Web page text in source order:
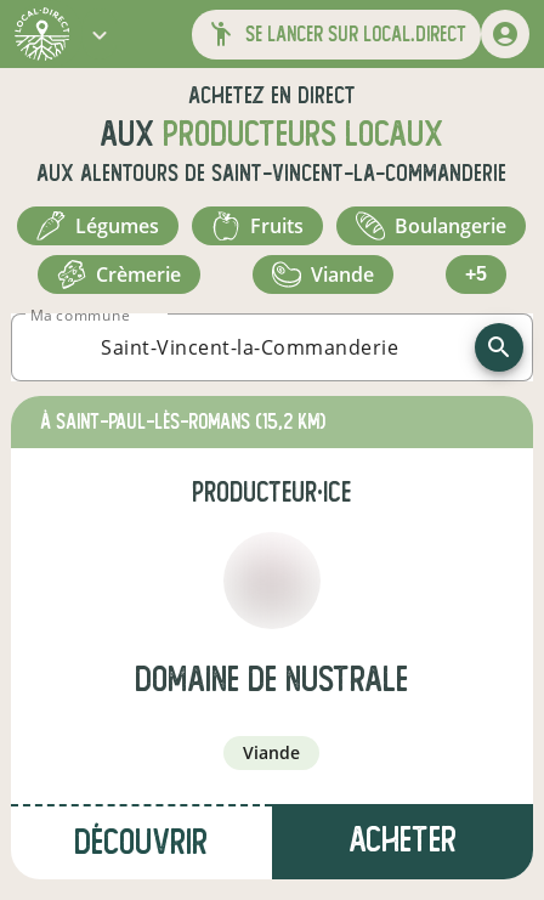
se lancer sur local.direct
Achetez en direct
aux producteurs locaux
aux alentours deSaint-Vincent-la-Commanderie
légumes fruits
boulangerie
crèmerie
viande +5
Ma commune
à Saint-Paul-lès-Romans (15,2 km)
producteur·ice
Domaine de Nustrale
viande
Découvrir Acheter